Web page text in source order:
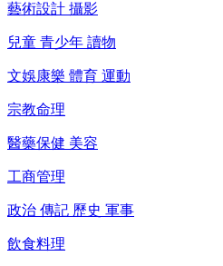
藝術設計 攝影
兒童 青少年 讀物
文娛康樂 體育 運動
宗教命理
醫藥保健 美容
工商管理
政治 傳記 歷史 軍事
飲食料理